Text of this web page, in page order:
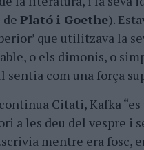
de Plató i Goethe).
que utilitzava la
o els dimonis, o
sentia com una força
Citati, Kafka
a les deu del vespre i
mentre era fosc,